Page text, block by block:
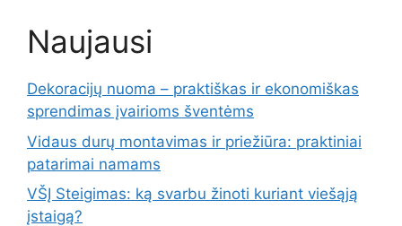
Naujausi
Dekoracijų nuoma – praktiškas ir ekonomiškas
sprendimas įvairioms šventėms
Vidaus durų montavimas ir priežiūra: praktiniai
patarimai namams
VŠĮ Steigimas: ką svarbu žinoti kuriant viešąją
įstaigą?